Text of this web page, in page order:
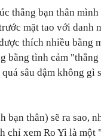
thằng bạn thân
mặt tao với danh
thích nhiều bằng
bằng tình cảm "thằng
sâu đậm không gì
bạn thân) sẽ ra sao,
chỉ xem Ro Yi là một